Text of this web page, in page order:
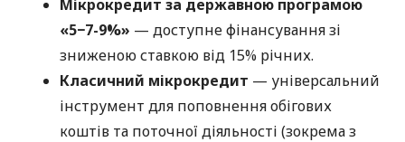
Мікрокредит за державною програмою
«5−7-9%» — доступне фінансування зі
зниженою ставкою від 15% річних.
Класичний мікрокредит — універсальний
інструмент для поповнення обігових
коштів та поточної діяльності (зокрема з